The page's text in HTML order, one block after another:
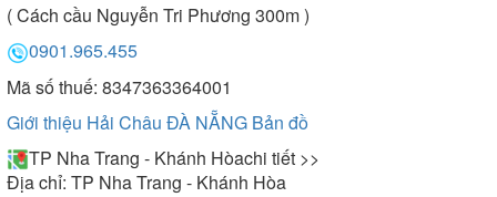
( Cách cầu Nguyễn Tri Phương 300m )
0901.965.455
Mã số thuế: 8347363364001
Giới thiệu Hải Châu ĐÀ NẴNG Bản đồ
TP Nha Trang - Khánh Hòachi tiết >>
Địa chỉ: TP Nha Trang - Khánh Hòa